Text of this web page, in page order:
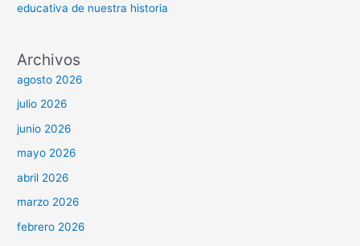
educativa de nuestra historia
Archivos
agosto 2026
julio 2026
junio 2026
mayo 2026
abril 2026
marzo 2026
febrero 2026